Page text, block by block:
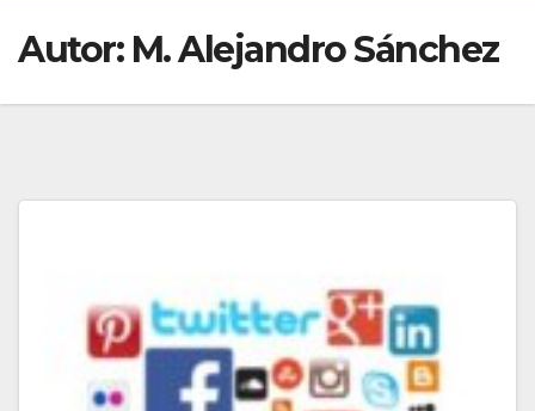
Autor: M. Alejandro Sánchez